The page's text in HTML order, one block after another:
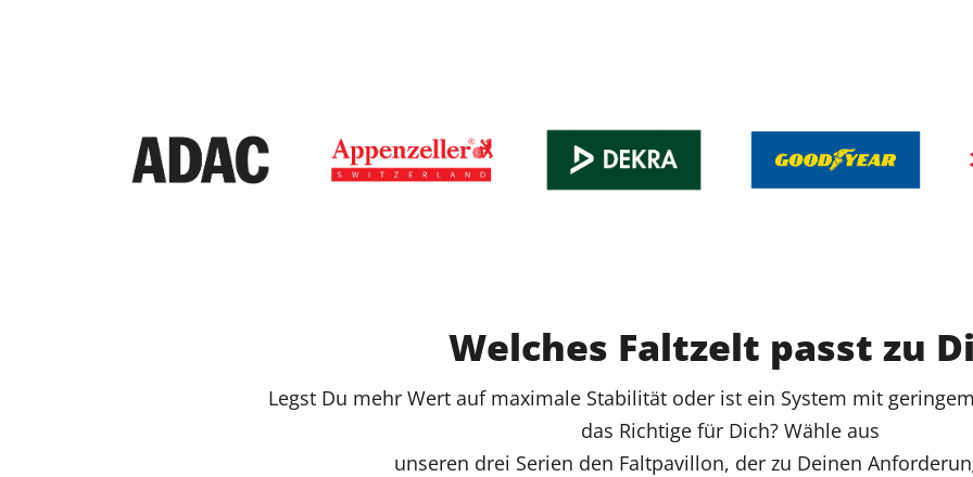
Welches Faltzelt passt zu
Legst Du mehr Wert auf maximale Stabilität oder ist ein System mit
das Richtige für Dich? Wähle aus
unseren drei Serien den Faltpavillon, der zu Deinen